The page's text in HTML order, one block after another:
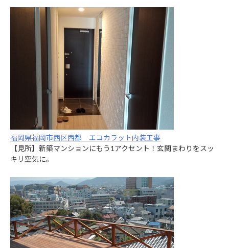
福岡県福岡市西区西都 エコカラット内装工事
【見所】新築マンションにもう1アクセント！玄関まわりをスッ
キリ空気に。